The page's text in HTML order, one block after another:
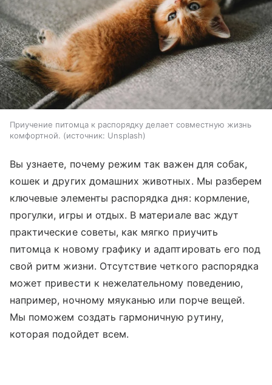
Приучение питомца к распорядку делает совместную жизнь
комфортной.
источник: Unsplash
Вы узнаете, почему режим так важен для собак,
кошек и других домашних животных. Мы разберем
ключевые элементы распорядка дня: кормление,
прогулки, игры и отдых. В материале вас ждут
практические советы, как мягко приучить
питомца к новому графику и адаптировать его под
свой ритм жизни. Отсутствие четкого распорядка
может привести к нежелательному поведению,
например, ночному мяуканью или порче вещей.
Мы поможем создать гармоничную рутину,
которая подойдет всем.